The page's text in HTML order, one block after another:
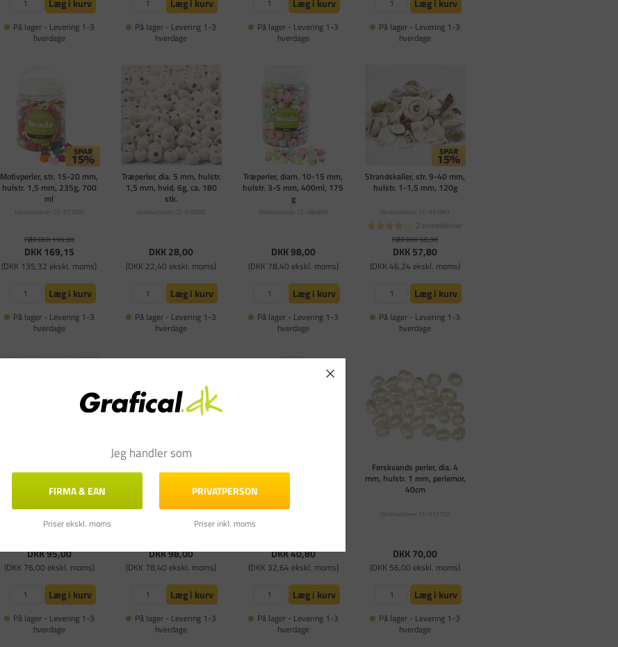
Læg i kurv
På lager - Levering 1-3
hverdage
Læg i kurv
På lager - Levering 1-3
hverdage
Læg i kurv
På lager - Levering 1-3
hverdage
Læg i kurv
På lager - Levering 1-3
hverdage
Motivperler, str. 15-20 mm,
hulstr. 1,5 mm, 235g, 700
ml
Varenummer: CC-571050
FØR DKK 199,00
DKK 169,15
(DKK 135,32 ekskl. moms)
Læg i kurv
På lager - Levering 1-3
hverdage
Træperler, dia. 5 mm, hulstr.
1,5 mm, hvid, 6g, ca. 180
stk.
Varenummer: CC-570392
DKK 28,00
(DKK 22,40 ekskl. moms)
Læg i kurv
På lager - Levering 1-3
hverdage
Træperler, diam. 10-15 mm,
hulstr. 3-5 mm, 400ml, 175
g
Varenummer: CC-684690
DKK 98,00
(DKK 78,40 ekskl. moms)
Læg i kurv
På lager - Levering 1-3
hverdage
Strandskaller, str. 9-40 mm,
hulstr. 1-1,5 mm, 120g
Varenummer: CC-631881
2 anmeldelser
FØR DKK 68,00
DKK 57,80
(DKK 46,24 ekskl. moms)
Læg i kurv
På lager - Levering 1-3
hverdage
mm hulstørrelse 9 mm
græstræ | 3 stk.
DKK 95,00
(DKK 76,00 ekskl. moms)
Læg i kurv
På lager - Levering 1-3
hverdage
2,5-3mm 200g/400ml -
assorterede - kinesisk
DKK 98,00
(DKK 78,40 ekskl. moms)
Læg i kurv
På lager - Levering 1-3
hverdage
hulstr. 12 mm, græstræ,
DKK 40,80
(DKK 32,64 ekskl. moms)
Læg i kurv
På lager - Levering 1-3
hverdage
Ferskvands perler, dia. 4
mm, hulstr. 1 mm, perlemor,
40cm
Varenummer: CC-631750
DKK 70,00
(DKK 56,00 ekskl. moms)
Læg i kurv
På lager - Levering 1-3
hverdage
Jeg handler som
FIRMA & EAN
Priser ekskl. moms
PRIVATPERSON
Priser inkl. moms